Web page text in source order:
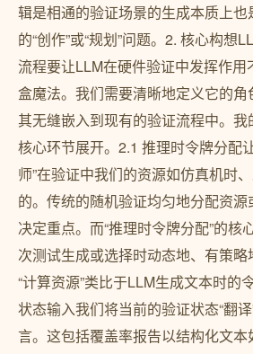
辑是相通的验证场景的生成本质上
的“创作”或“规划”问题。2. 核心构想
流程要让LLM在硬件验证中发挥作
盒魔法。我们需要清晰地定义它的
其无缝嵌入到现有的验证流程中。
核心环节展开。2.1 推理时令牌分配
师”在验证中我们的资源如仿真机时
的。传统的随机验证均匀地分配资
决定重点。而“推理时令牌分配”的核
次测试生成或选择时动态地、有策略
“计算资源”类比于LLM生成文本时的
状态输入我们将当前的验证状态“翻
言。这包括覆盖率报告以结构化文